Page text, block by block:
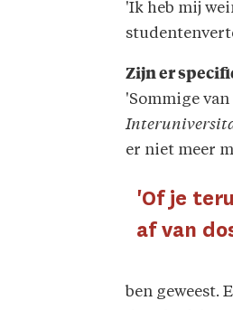
'Ik heb mij
Zijn er
'Sommige
er niet meer
'Of je
af van
ben geweest.